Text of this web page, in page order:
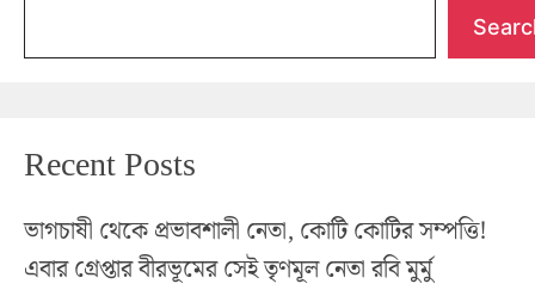
Recent Posts
ভাগচাষী থেকে প্রভাবশালী নেতা, কোটি কোটির সম্পত্তি!
এবার গ্রেপ্তার বীরভূমের সেই তৃণমূল নেতা রবি মুর্মু